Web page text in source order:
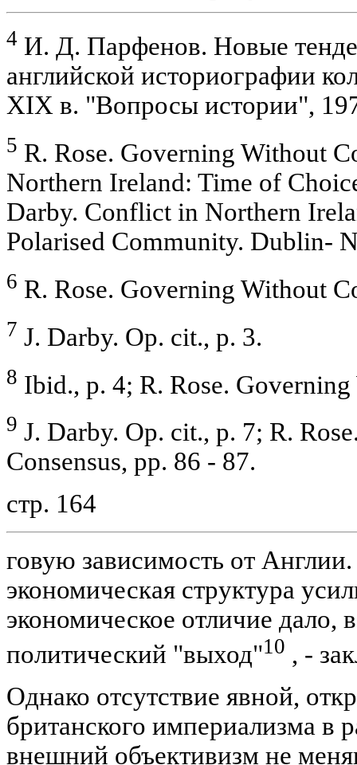
4 И. Д. Парфенов. Новые
английской историографии
XIX в. "Вопросы истории",
5 R. Rose. Governing Without
Northern Ireland: Time of
Darby. Conflict in Northern
Polarised Community. Dublin-
6 R. Rose. Governing Without
7 J. Darby. Op. cit., p. 3.
8 Ibid., p. 4; R. Rose.
9 J. Darby. Op. cit., p. 7; R.
Consensus, pp. 86 - 87.
стр. 164
говую зависимость от
экономическая структура
экономическое отличие дало,
политический "выход"10 , -
Однако отсутствие явной,
британского империализма в
внешний объективизм не